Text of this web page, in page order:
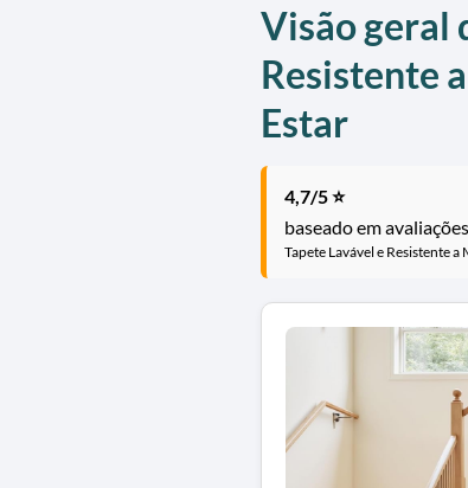
Visão geral
Resistente
Estar
4,7/5 ⭐
baseado em
Tapete Lavável e Resistente a